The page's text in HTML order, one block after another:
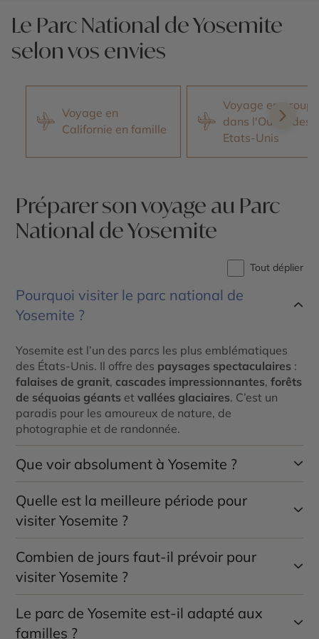
Le Parc National de Yosemite
selon vos envies
Voyage en
Californie en famille
Voyage en groupe
dans l'Ouest des
Etats-Unis
Préparer son voyage au Parc
National de Yosemite
Tout déplier
Pourquoi visiter le parc national de
Yosemite ?
Yosemite est l’un des parcs les plus emblématiques
des États-Unis. Il offre des paysages spectaculaires :
falaises de granit, cascades impressionnantes,forêts
de séquoias géants etvallées glaciaires. C’est un
paradis pour les amoureux de nature, de
photographie et de randonnée.
Que voir absolument à Yosemite ?
Parmi les incontournables du parc :
El Capitan, falaise emblématique des grimpeurs
Half Dome
, le sommet emblématique du parc
LesYosemite Falls, l’une des plus hautes cascades
d’Amérique du Nord
LaVallée de Yosemite , cœur du parc avec ses
panoramas grandioses
Quelle est la meilleure période pour
visiter Yosemite ?
La période idéale va demai à octobre. Auprintemps
les cascades sont à leur débit maximal.
saison la plus populaire, avec un accès complet aux
L’automneest plus calme et tout aussi beau.L’hiver
,
certaines zones peuvent être fermées à cause de la
Combien de jours faut-il prévoir pour
visiter Yosemite ?
Pour une belle découverte, prévois2 à 3 jours. Cela
permet d’explorer les principaux points de vue, de
Le parc de Yosemite est-il adapté aux
familles ?